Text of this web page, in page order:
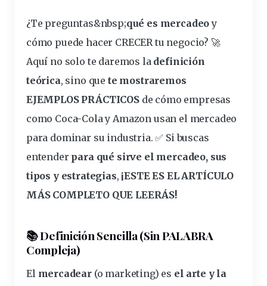
¿Te preguntas&nbsp;qué es mercadeoy
cómo puede hacer CRECER tu negocio? 🚀
Aquí no solo te daremos la definición
teórica, sino que te mostraremos
EJEMPLOS PRÁCTICOSde cómo empresas
como Coca-Cola y Amazon usan el mercadeo
para dominar su industria. ✅ Si buscas
entender para qué sirve el mercadeo, sus
tipos y estrategias, ¡ESTE ES EL ARTÍCULO
MÁS COMPLETO QUE LEERÁS!
📚 Definición Sencilla (Sin PALABRA
Compleja)
El mercadear(o marketing) es el arte y la